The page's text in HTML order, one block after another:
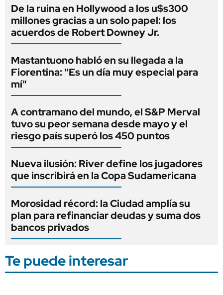
De la ruina en Hollywood a los u$s300
millones gracias a un solo papel: los
acuerdos de Robert Downey Jr.
Mastantuono habló en su llegada a la
Fiorentina: "Es un día muy especial para
mí"
A contramano del mundo, el S&P Merval
tuvo su peor semana desde mayo y el
riesgo país superó los 450 puntos
Nueva ilusión: River define los jugadores
que inscribirá en la Copa Sudamericana
Morosidad récord: la Ciudad amplía su
plan para refinanciar deudas y suma dos
bancos privados
Te puede interesar